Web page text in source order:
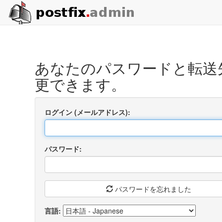
あなたのパスワードと転
更できます。
ログイン (メールアドレス):
パスワード:
パスワードを忘れました
言語: